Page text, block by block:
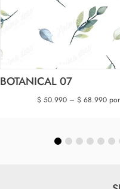
BOTANICAL 07
$50.990 – $68.990por